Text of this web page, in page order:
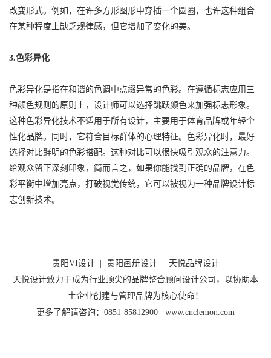
改变形式。例如，在许多方形图形中穿插一个圆圈，也许这种组合
在某种程度上缺乏规律感，但它增加了变化的美。
3.色彩异化
色彩异化是指在和谐的色调中点缀异常的色彩。在遵循标志应用三
种颜色规则的原则上，设计师可以选择跳跃颜色来加强标志形象。
这种色彩异化技术不适用于所有设计，主要用于体育品牌或年轻个
性化品牌。同时，它符合目标群体的心理特征。色彩异化时，最好
选择对比鲜明的色彩搭配。这种对比可以很快吸引观众的注意力。
给观众留下深刻印象，简而言之，如果你能找到正确的品牌，在色
彩平衡中增加亮点，打破视觉传统，它可以被视为一种品牌设计标
志创新技术。
贵阳VI设计 贵阳画册设计
天悦品牌设计
天悦设计致力于成为行业顶尖的品牌整合顾问设计公司，以协助本
土企业创建与管理品牌为核心使命！
更多了解请咨询：0851-85812900 www.cnclemon.com